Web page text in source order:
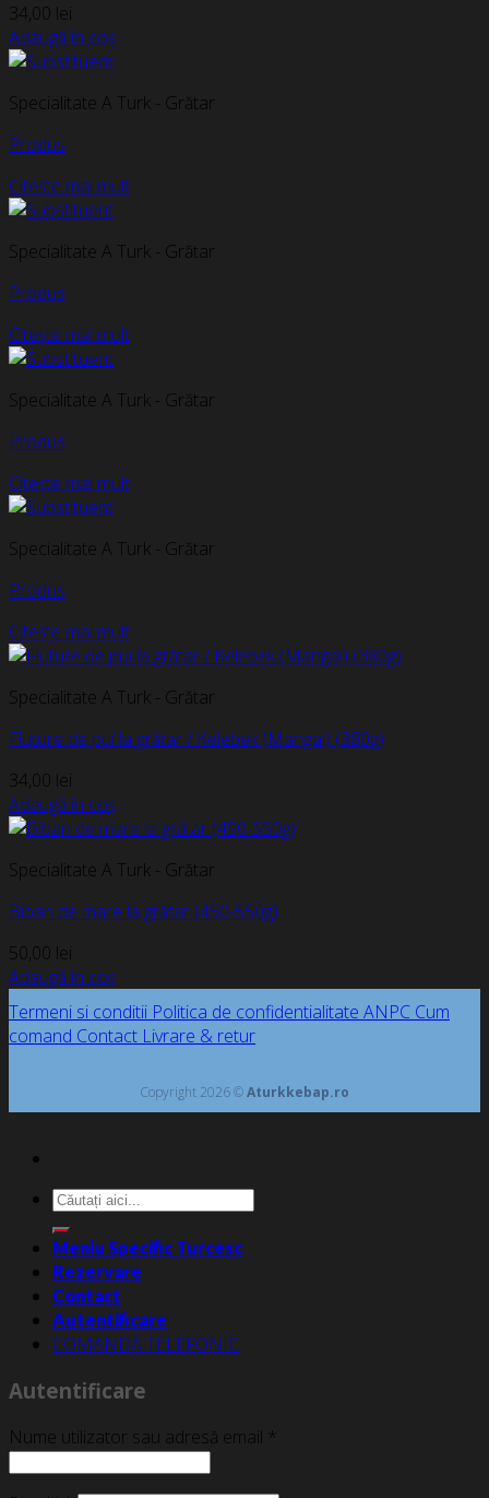
34,00 lei
Adaugă în coș
Specialitate A Turk - Grătar
Produs
Citește mai mult
Specialitate A Turk - Grătar
Produs
Citește mai mult
Specialitate A Turk - Grătar
Produs
Citește mai mult
Specialitate A Turk - Grătar
Produs
Citește mai mult
Specialitate A Turk - Grătar
Fluture de pui la grătar / Kelebek (Mangal) (380g)
34,00 lei
Adaugă în coș
Specialitate A Turk - Grătar
Biban de mare la grătar (450-550g)
50,00 lei
Adaugă în coș
Termeni si conditii Politica de confidentialitate ANPC Cum
comand Contact Livrare & retur
Copyright 2026 ©Aturkkebap.ro
Caută
după:
Meniu Specific Turcesc
Rezervare
Contact
Autentificare
COMANDĂ TELEFONIC
Autentificare
Nume utilizator sau adresă email *